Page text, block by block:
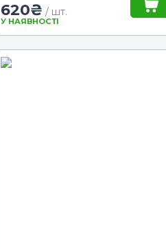
620₴ / шт.
У НАЯВНОСТІ